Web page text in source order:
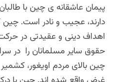
پیمان عاشقانه ی چین با
دارند، عجیب و نادر است.
اهداف دینی و عقیدتی در
حقوق سایر مسلمانان را در
چین بالای مردم اویغور،